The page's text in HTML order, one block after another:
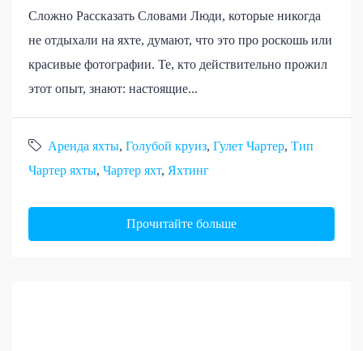
Сложно Рассказать Словами Люди, которые никогда
не отдыхали на яхте, думают, что это про роскошь или
красивые фотографии. Те, кто действительно прожил
этот опыт, знают: настоящие...
Аренда яхты, Голубой круиз, Гулет Чартер, Тип
Чартер яхты, Чартер яхт, Яхтинг
Прочитайте больше